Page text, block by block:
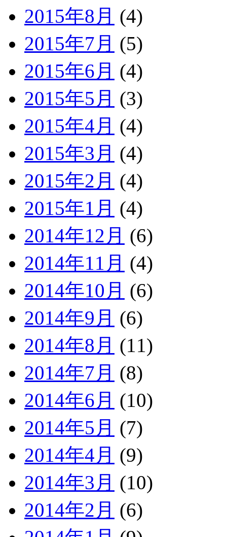
2015年8月 (4)
2015年7月 (5)
2015年6月 (4)
2015年5月 (3)
2015年4月 (4)
2015年3月 (4)
2015年2月 (4)
2015年1月 (4)
2014年12月 (6)
2014年11月 (4)
2014年10月 (6)
2014年9月 (6)
2014年8月 (11)
2014年7月 (8)
2014年6月 (10)
2014年5月 (7)
2014年4月 (9)
2014年3月 (10)
2014年2月 (6)